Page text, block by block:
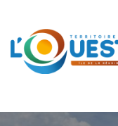
Espace